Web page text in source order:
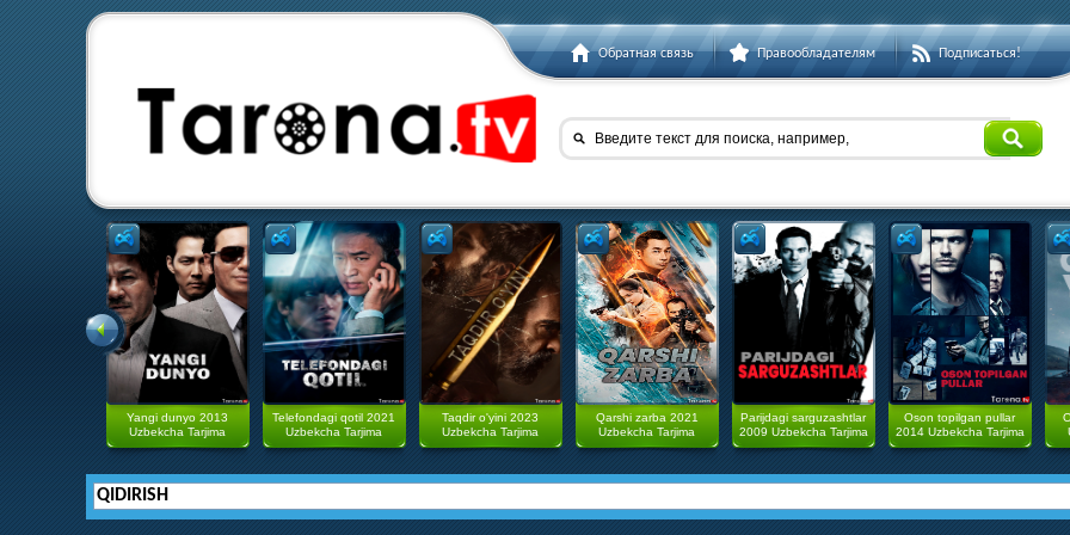
Обратная связь Правообладателям Подписаться!
Введите текст для поиска, например,
Yangi dunyo 2013
Uzbekcha Tarjima
Telefondagi qotil 2021
Uzbekcha Tarjima
Taqdir o'yini 2023
Uzbekcha Tarjima
Qarshi zarba 2021
Uzbekcha Tarjima
Parijdagi sarguzashtlar
2009 Uzbekcha Tarjima
Oson topilgan pullar
2014 Uzbekcha Tarjima